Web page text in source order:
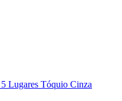
Lugares Tóquio Cinza